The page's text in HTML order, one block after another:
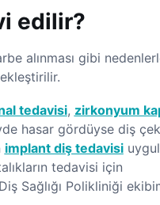
edilir?
alınması gibi
tedavisi, zirkonyum
hasar gördüyse diş
implant diş tedavisi
tedavisi için
Sağlığı Polikliniği